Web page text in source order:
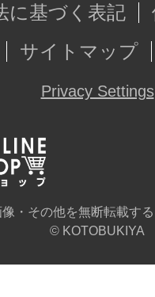
に基づく表記
サイトマップ
Privacy Settings
・その他を無断転載す
© KOTOBUKIYA